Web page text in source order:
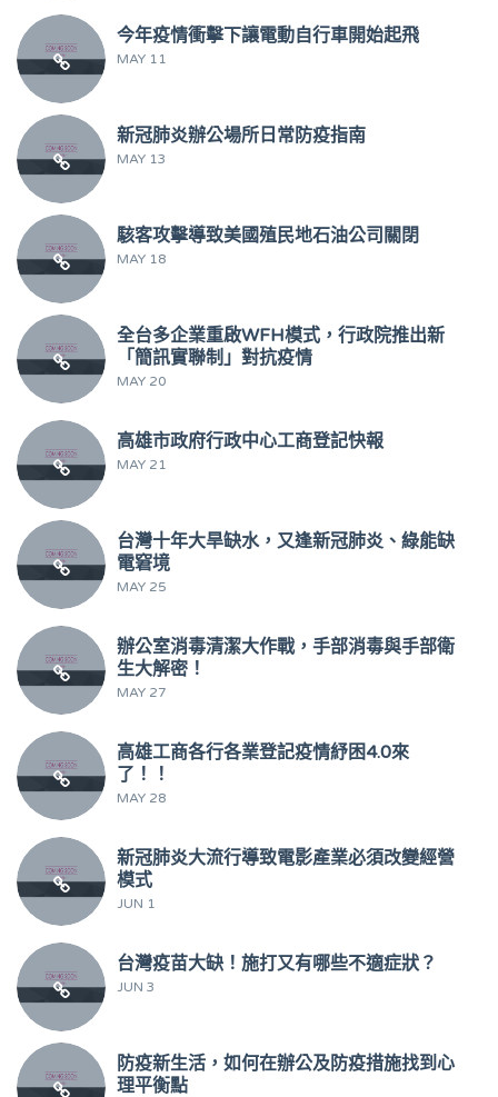
今年疫情衝擊下讓電動自行車開始起飛
MAY 11
新冠肺炎辦公場所日常防疫指南
MAY 13
駭客攻擊導致美國殖民地石油公司關閉
MAY 18
全台多企業重啟WFH模式，行政院推出新
「簡訊實聯制」對抗疫情
MAY 20
高雄市政府行政中心工商登記快報
MAY 21
台灣十年大旱缺水，又逢新冠肺炎、綠能缺
電窘境
MAY 25
辦公室消毒清潔大作戰，手部消毒與手部衛
生大解密！
MAY 27
高雄工商各行各業登記疫情紓困4.0來
了！！
MAY 28
新冠肺炎大流行導致電影產業必須改變經營
模式
JUN 1
台灣疫苗大缺！施打又有哪些不適症狀？
JUN 3
防疫新生活，如何在辦公及防疫措施找到心
理平衡點